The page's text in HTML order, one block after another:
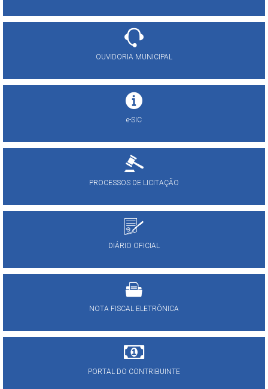
OUVIDORIA MUNICIPAL
e-SIC
PROCESSOS DE LICITAÇÃO
DIÁRIO OFICIAL
NOTA FISCAL ELETRÔNICA
PORTAL DO CONTRIBUINTE